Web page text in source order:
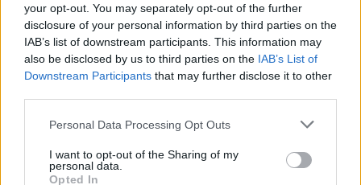
your opt-out. You may separately opt-out of the further
disclosure of your personal information by third parties on the
IAB’s list of downstream participants. This information may
also be disclosed by us to third parties on the IAB’s List of
Downstream Participants that may further disclose it to other
Personal Data Processing Opt Outs
I want to opt-out of the Sharing of my
personal data.
Opted In
savo
interesus
„Brexit man suteikė tiesioginę motyvaciją
labiau įsitraukti į politiką", - laikraščiui „Daily
Mirror" kalbėjo buvęs premjeras.